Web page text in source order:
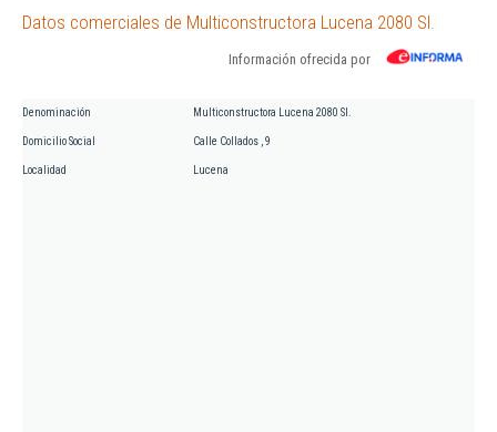
Datos comerciales de Multiconstructora Lucena 2080 Sl.
Información ofrecida por
Denominación Multiconstructora Lucena 2080 Sl.
Domicilio Social Calle Collados , 9
Localidad Lucena